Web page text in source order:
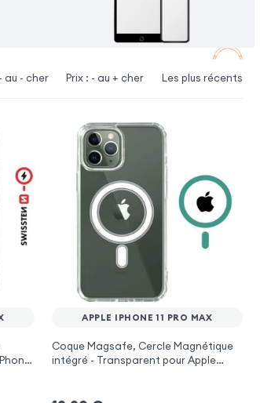
au - cher Prix : - au + cher Les plus récents
APPLE IPHONE 11 PRO MAX
Coque Magsafe, Cercle Magnétique
intégré - Transparent pour Apple